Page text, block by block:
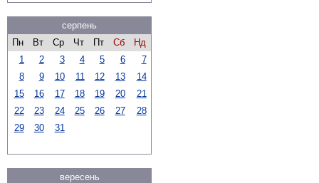
серпень
Пн
Вт Ср Чт Пт Сб
Нд
1
2 3 4 5 6
7
8
9 10 11 12 13
14
15
16 17 18 19 20
21
22
23 24 25 26 27
28
29
30 31
вересень